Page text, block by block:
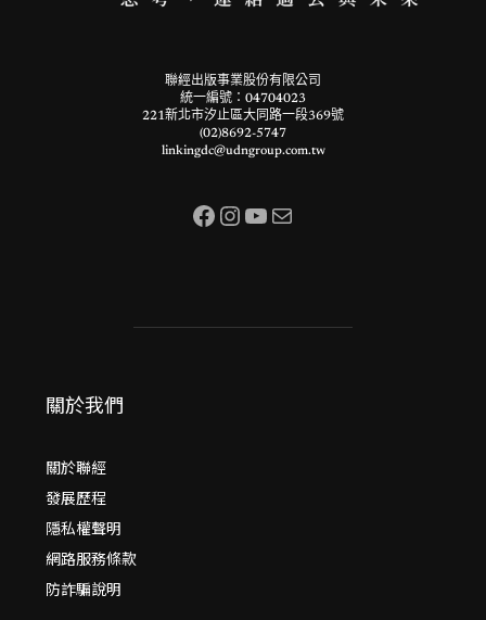
聯經出版事業股份有限公司
統一編號：04704023
221新北市汐止區大同路一段369號
(02)8692-5747
linkingdc@udngroup.com.tw
Facebook InstagramYouTube 電子郵件
關於我們
關於聯經
發展歷程
隱私權聲明
網路服務條款
防詐騙說明